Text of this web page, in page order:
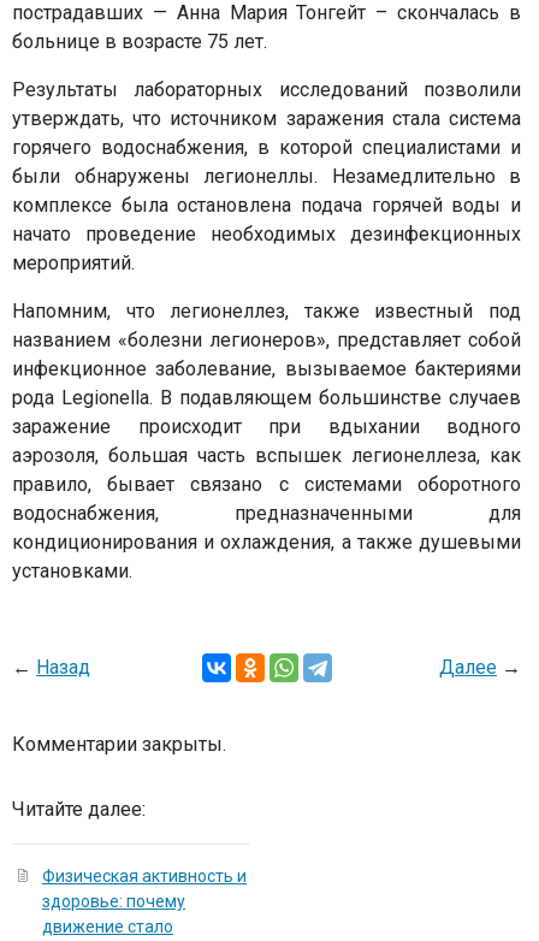
пострадавших — Анна Мария Тонгейт – скончалась в
больнице в возрасте 75 лет.
Результаты лабораторных исследований позволили
утверждать, что источником заражения стала система
горячего водоснабжения, в которой специалистами и
были обнаружены легионеллы. Незамедлительно в
комплексе была остановлена подача горячей воды и
начато проведение необходимых дезинфекционных
мероприятий.
Напомним, что легионеллез, также известный под
названием «болезни легионеров», представляет собой
инфекционное заболевание, вызываемое бактериями
рода Legionella. В подавляющем большинстве случаев
заражение происходит при вдыхании водного
аэрозоля, большая часть вспышек легионеллеза, как
правило, бывает связано с системами оборотного
водоснабжения, предназначенными для
кондиционирования и охлаждения, а также душевыми
установками.
← Назад Далее →
Комментарии закрыты.
Читайте далее:
Физическая активность и
здоровье: почему
движение стало